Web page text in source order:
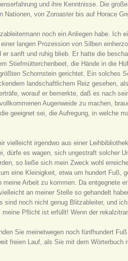
und ihre Kenntnisse. Die
von Zoroaster bis auf Horace
noch ein Anliegen habe. Ich
langen Prozession von Silben
sanft und ruhig blieb. Er hatte die
Stiefmütterchenbeet, die Hände in die
Schornstein gerichtet. Ein solches
landschaftlichem Reiz gesehen,
worauf er bemerkte, daß es nach
Augenweide zu machen,
geeignet sei, die Aufregung, in welche
irgendwo aus einer
es wagen, sich ungestraft solcher
so ließe sich mein Zweck wohl
eine Kleinigkeit, etwa um hundert Fuß,
Arbeit zu kommen. Da entgegnete
an meiner Stelle so gehandelt
noch nicht genug Blitzableiter, und
Pflicht ist erfüllt! Wenn der
Sie meinetwegen noch fünfhundert
freien Lauf, als Sie mit dem Wörterbuch